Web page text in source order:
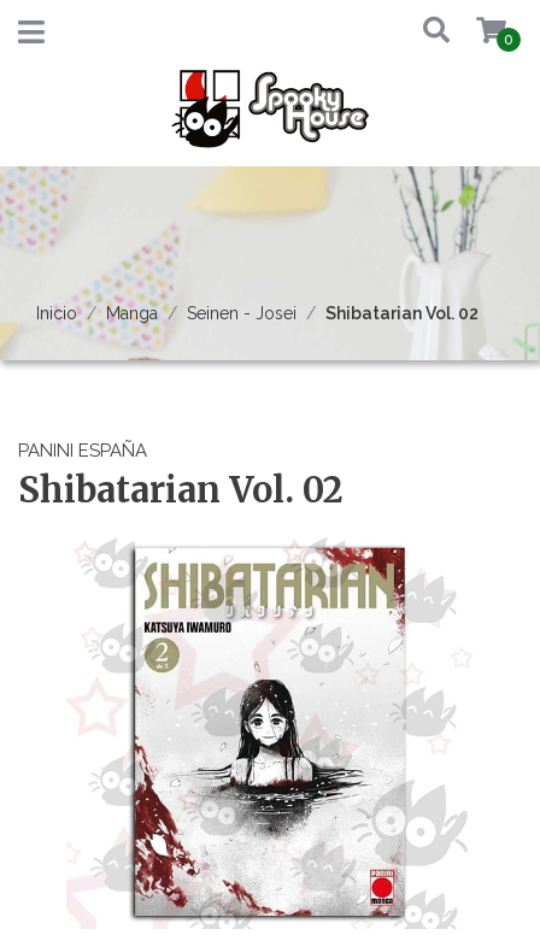
0
Inicio Manga Seinen - Josei Shibatarian Vol. 02
PANINI ESPAÑA
Shibatarian Vol. 02